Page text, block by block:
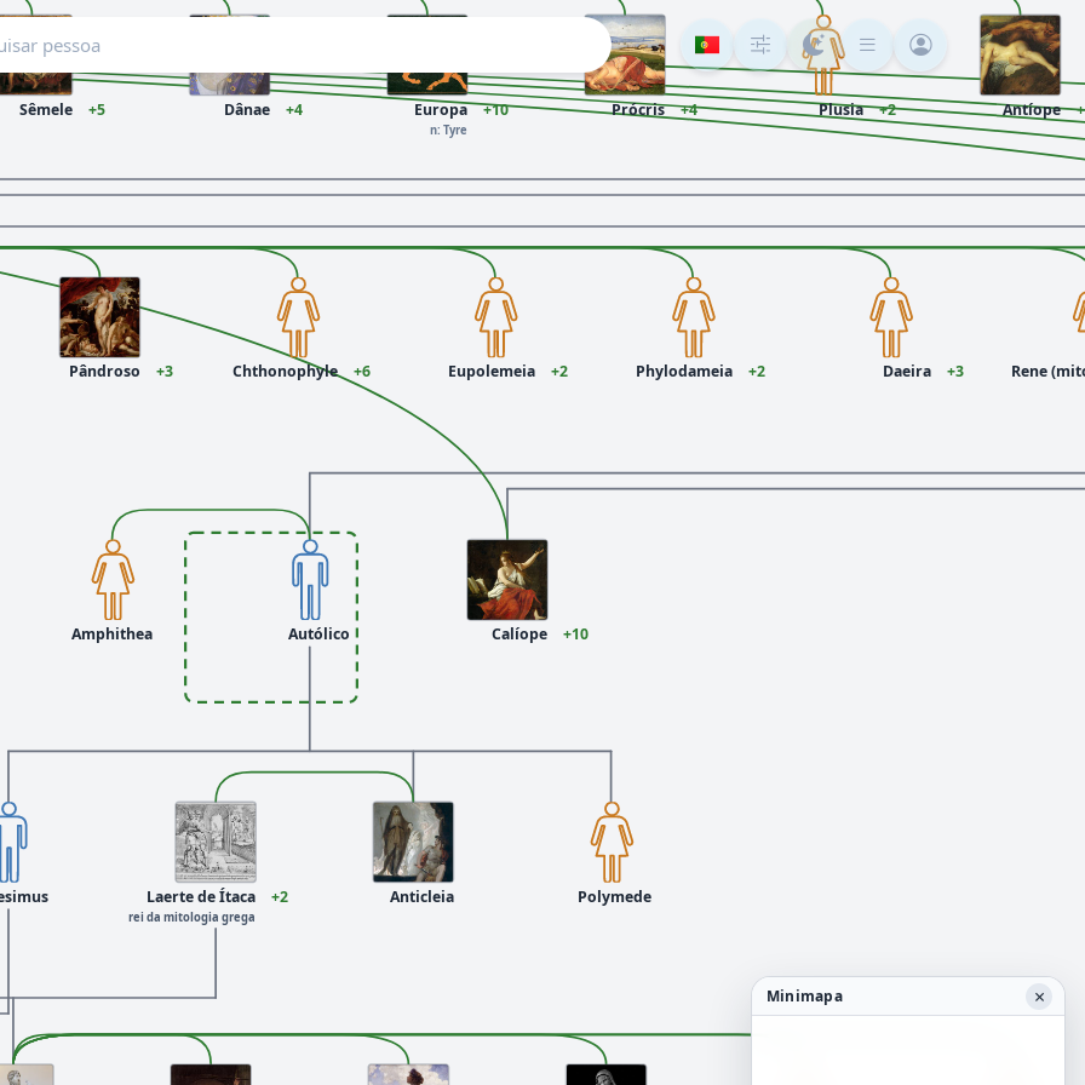
Autólico
Laerte de Ítaca
rei da mitologia grega
+2
Prócris +4
Pândroso +3
Calíope +10
Europa
n: Tyre
+10
Rene
Eupolemeia +2
Amphithea
Chthonophyle +6 Phylodameia +2
Dânae +4 Antíope
Plusia +2
Polymede
Anticleia
Sêmele +5
Daeira +3
Minimapa ×